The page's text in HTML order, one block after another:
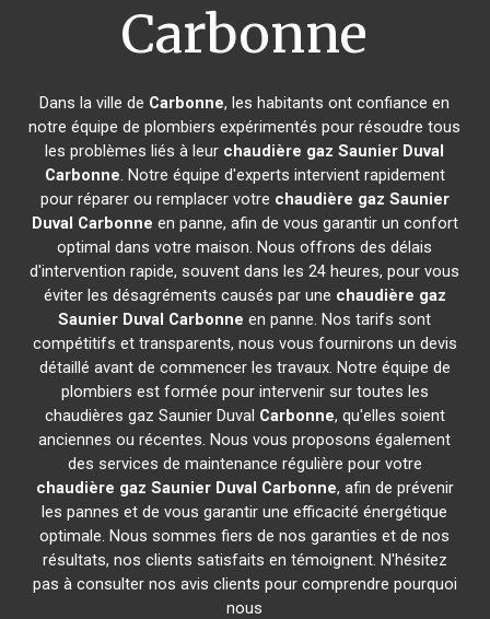
Carbonne
Dans la ville de Carbonne, les habitants ont confiance en
notre équipe de plombiers expérimentés pour résoudre tous
les problèmes liés à leur chaudière gaz Saunier Duval
Carbonne. Notre équipe d'experts intervient rapidement
pour réparer ou remplacer votre chaudière gaz Saunier
Duval Carbonne en panne, afin de vous garantir un confort
optimal dans votre maison. Nous offrons des délais
d'intervention rapide, souvent dans les 24 heures, pour vous
éviter les désagréments causés par une chaudière gaz
Saunier Duval Carbonne en panne. Nos tarifs sont
compétitifs et transparents, nous vous fournirons un devis
détaillé avant de commencer les travaux. Notre équipe de
plombiers est formée pour intervenir sur toutes les
chaudières gaz Saunier Duval Carbonne, qu'elles soient
anciennes ou récentes. Nous vous proposons également
des services de maintenance régulière pour votre
chaudière gaz Saunier Duval Carbonne, afin de prévenir
les pannes et de vous garantir une efficacité énergétique
optimale. Nous sommes fiers de nos garanties et de nos
résultats, nos clients satisfaits en témoignent. N'hésitez
pas à consulter nos avis clients pour comprendre pourquoi
nous